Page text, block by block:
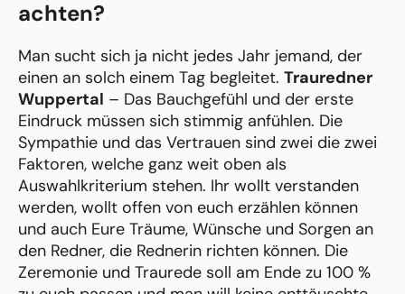
achten?
Man sucht sich ja nicht jedes Jahr jemand, der
einen an solch einem Tag begleitet. Trauredner
Wuppertal – Das Bauchgefühl und der erste
Eindruck müssen sich stimmig anfühlen. Die
Sympathie und das Vertrauen sind zwei die zwei
Faktoren, welche ganz weit oben als
Auswahlkriterium stehen. Ihr wollt verstanden
werden, wollt offen von euch erzählen können
und auch Eure Träume, Wünsche und Sorgen an
den Redner, die Rednerin richten können. Die
Zeremonie und Traurede soll am Ende zu 100 %